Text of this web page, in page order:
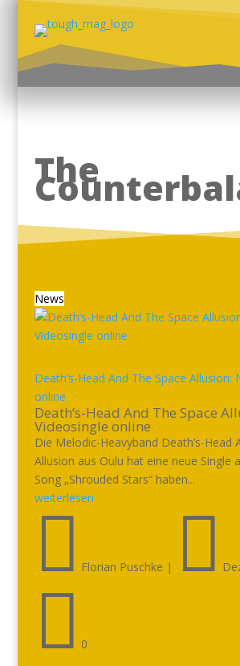
The
News
Death’s-Head And The Space Allusion:
online
Death’s-Head And The Space
Videosingle online
Die Melodic-Heavyband Death’s-Head
Allusion aus Oulu hat eine neue Single
Song „Shrouded Stars“ haben...
weiterlesen
 Florian Puschke | 
 0